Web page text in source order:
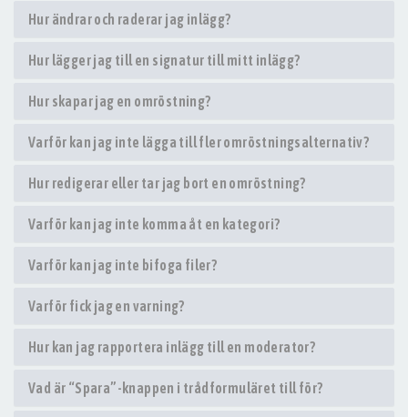
Hur ändrar och raderar jag inlägg?
Hur lägger jag till en signatur till mitt inlägg?
Hur skapar jag en omröstning?
Varför kan jag inte lägga till fler omröstningsalternativ?
Hur redigerar eller tar jag bort en omröstning?
Varför kan jag inte komma åt en kategori?
Varför kan jag inte bifoga filer?
Varför fick jag en varning?
Hur kan jag rapportera inlägg till en moderator?
Vad är “Spara”-knappen i trådformuläret till för?